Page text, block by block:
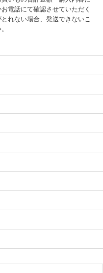
電話にて確認させていただく
れない場合、発送できないこ